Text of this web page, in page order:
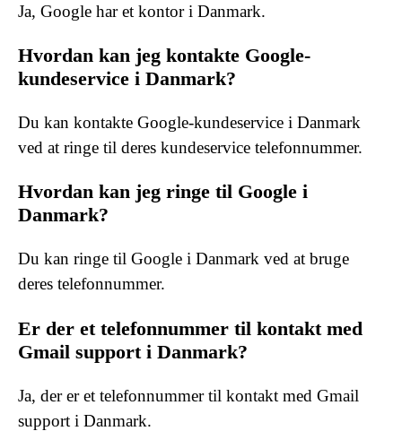
Ja, Google har et kontor i Danmark.
Hvordan kan jeg kontakte Google-
kundeservice i Danmark?
Du kan kontakte Google-kundeservice i Danmark
ved at ringe til deres kundeservice telefonnummer.
Hvordan kan jeg ringe til Google i
Danmark?
Du kan ringe til Google i Danmark ved at bruge
deres telefonnummer.
Er der et telefonnummer til kontakt med
Gmail support i Danmark?
Ja, der er et telefonnummer til kontakt med Gmail
support i Danmark.